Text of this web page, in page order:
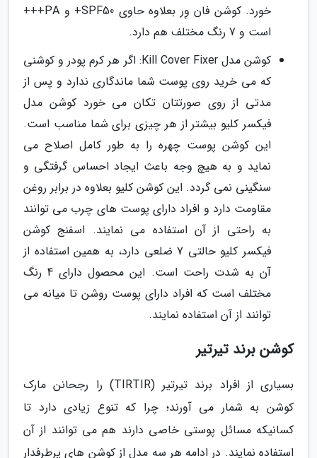
خورد. کوشن فان وِر بعلاوه حاوی SPF50+ و PA+++
است و 7 رنگ مختلف هم دارد.
کوشن مدل Kill Cover Fixer: اگر هر کرم پودر و کوشنی
که می خرید روی پوست شما ماندگاری ندارد و پس از
مدتی از روی صورتتان تکان می خورد کوشن مدل
فیکسر کلیو بیشتر از هر چیزی برای شما مناسب است.
این کوشن پوست چهره را به طور کامل اصلاح می
نماید و به هیچ وجه باعث ایجاد احساس گرفتگی و
سنگینی نمی گردد. این کوشن کلیو بعلاوه در برابر روغن
مقاومت دارد و افراد دارای پوست های چرب می توانند
به راحتی از آن استفاده می نمایند. اسفنج کوشن
فیکسر کلیو حالتی 7 ضلعی دارد، به همین استفاده از
آن به شدت راحت است. این محصول دارای 4 رنگ
مختلف است که افراد دارای پوست روشن تا میانه می
توانند از آن استفاده نمایند.
کوشن برند تیرتیر
بسیاری از افراد برند تیرتیر (TIRTIR) را رجحانن مارک
کوشن به شمار می آورند؛ چرا که تنوع زیادی دارد تا
کسانیکه مسائل پوستی خاصی دارند هم می توانند از آن
استفاده نمایند. در ادامه هر سه مدل از کوشن های پرطرفدار